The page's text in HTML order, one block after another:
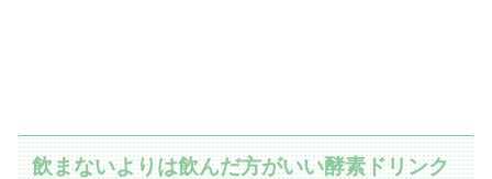
飲まないよりは飲んだ方がいい酵素ドリンク